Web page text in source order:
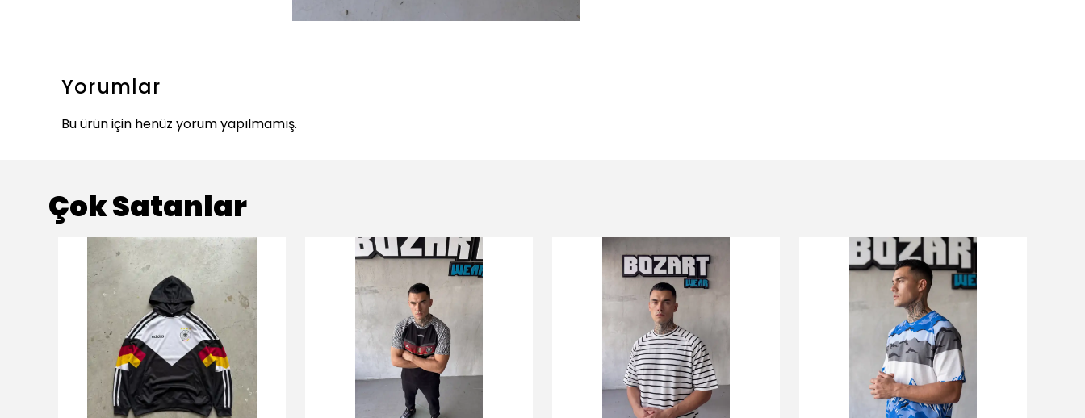
Yorumlar
Bu ürün için henüz yorum yapılmamış.
Çok Satanlar